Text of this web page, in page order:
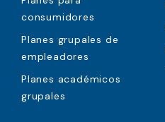
consumidores
Planes grupales de
empleadores
Planes académicos
grupales